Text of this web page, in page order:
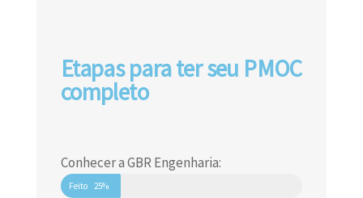
Etapas para ter seu PMOC
completo
Conhecer a GBR Engenharia:
Feito 25%